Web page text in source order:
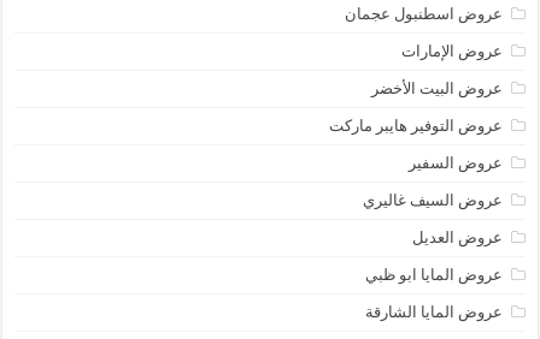
عروض اسطنبول عجمان
عروض الإمارات
عروض البيت الأخضر
عروض التوفير هايبر ماركت
عروض السفير
عروض السيف غاليري
عروض العديل
عروض المايا ابو ظبي
عروض المايا الشارقة